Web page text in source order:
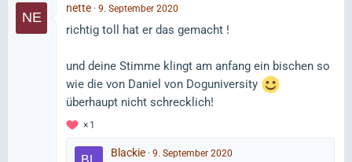
nette 9. September 2020
richtig toll hat er das gemacht !
und deine Stimme klingt am anfang ein bischen so
wie die von Daniel von Doguniversity
überhaupt nicht schrecklich!
1
Blackie 9. September 2020